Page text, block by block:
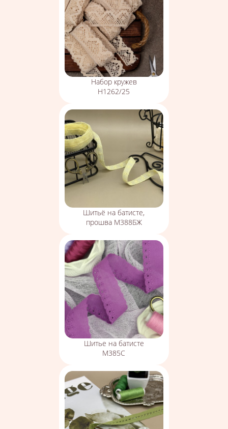
Набор кружев
Н1262/25
Шитьё на батисте,
прошва М388БЖ
Шитье на батисте
М385С